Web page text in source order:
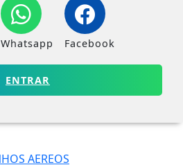
Whatsapp Facebook
ENTRAR